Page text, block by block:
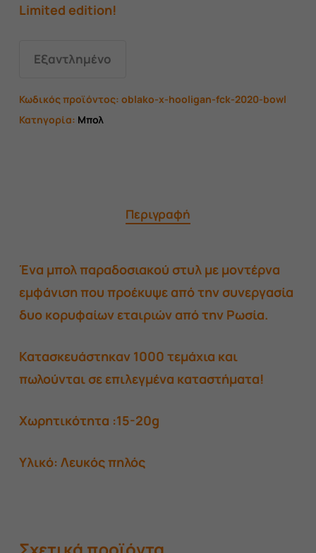
Limited edition!
Εξαντλημένο
Κωδικός προϊόντος: oblako-x-hooligan-fck-2020-bowl
Κατηγορία: Μπολ
Περιγραφή
Ένα μπολ παραδοσιακού στυλ με μοντέρνα
εμφάνιση που προέκυψε από την συνεργασία
δυο κορυφαίων εταιριών από την Ρωσία.
Κατασκευάστηκαν 1000 τεμάχια και
πωλούνται σε επιλεγμένα καταστήματα!
Χωρητικότητα :15-20g
Υλικό: Λευκός πηλός